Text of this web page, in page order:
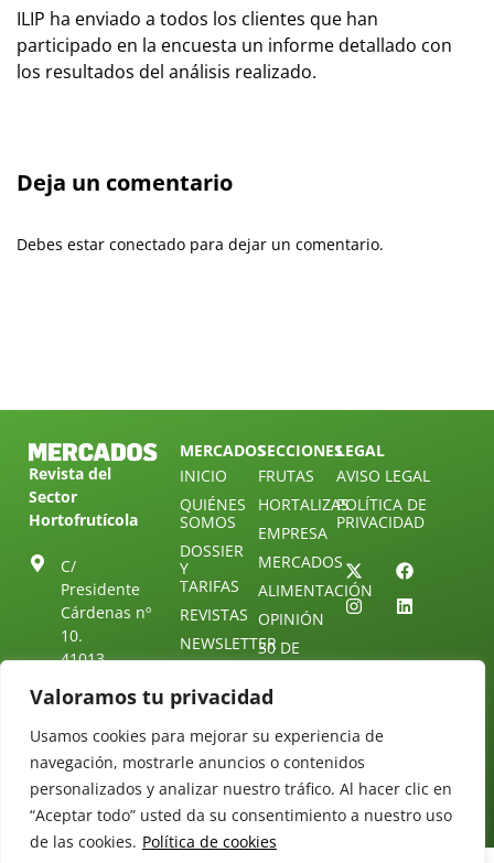
Valoramos tu privacidad
Usamos cookies para mejorar su experiencia de
navegación, mostrarle anuncios o contenidos
personalizados y analizar nuestro tráfico. Al hacer clic en
“Aceptar todo” usted da su consentimiento a nuestro uso
de las cookies. Política de cookies
ILIP ha enviado a todos los clientes que han
participado en la encuesta un informe detallado con
los resultados del análisis realizado.
Deja un comentario
Debes estar conectado para dejar un comentario.
Revista del
Sector
Hortofrutícola
C/
Presidente
Cárdenas nº
10.
41013
ESPAÑA
Tel: (+34) 954
25 88 51
redaccion@revistamercados.com
MERCADOS
INICIO
QUIÉNES
SOMOS
DOSSIER
Y
TARIFAS
REVISTAS
NEWSLETTER
ÚNETE A
TELEGRAM
CONTACTO
SECCIONES
FRUTAS
HORTALIZAS
EMPRESA
MERCADOS
ALIMENTACIÓN
OPINIÓN
30 DE
30
DIRECTORIO
LEGAL
AVISO LEGAL
POLÍTICA DE
PRIVACIDAD